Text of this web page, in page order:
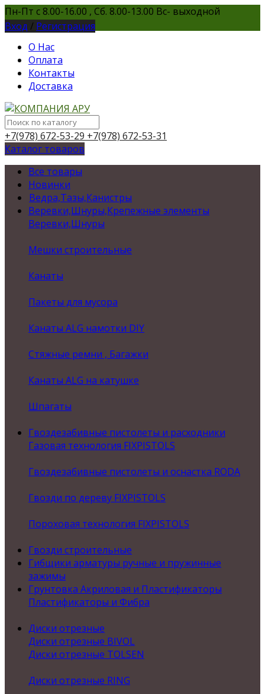
Пн-Пт с 8.00-16.00 , Сб. 8.00-13.00 Вс- выходной
Вход / Регистрация
О Нас
Оплата
Контакты
Доставка
+7(978) 672-53-29 +7(978) 672-53-31
Каталог товаров
Все товары
Новинки
Ведра,Тазы,Канистры
Веревки,Шнуры,Крепежные элементы
Веревки,Шнуры
Мешки строительные
Канаты
Пакеты для мусора
Канаты ALG намотки DIY
Стяжные ремни , Багажки
Канаты ALG на катушке
Шпагаты
Гвоздезабивные пистолеты и расходники
Газовая технология FIXPISTOLS
Гвоздезабивные пистолеты и оснастка RODA
Гвозди по дереву FIXPISTOLS
Пороховая технология FIXPISTOLS
Гвозди строительные
Гибщики арматуры ручные и пружинные
зажимы
Грунтовка Акриловая и Пластификаторы
Пластификаторы и Фибра
Диски отрезные
Диски отрезные BIVOL
Диски отрезные TOLSEN
Диски отрезные RING